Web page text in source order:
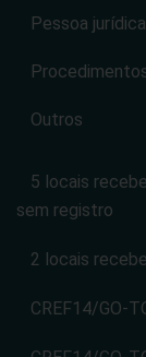
Pessoa jurídica
Outros
5 locais
sem registro
2 locais
CREF14/GO-